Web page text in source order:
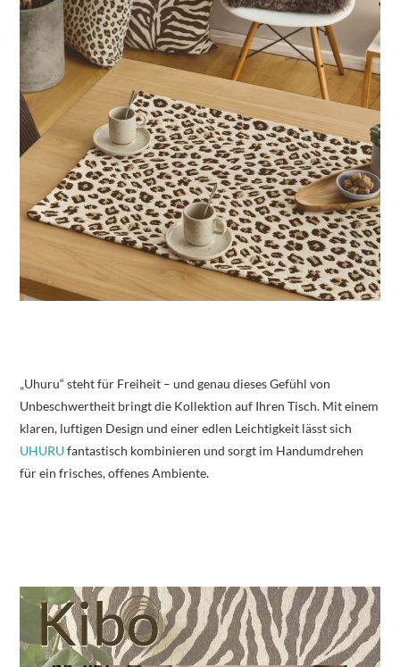
„Uhuru“ steht für Freiheit – und genau dieses Gefühl von
Unbeschwertheit bringt die Kollektion auf Ihren Tisch. Mit einem
klaren, luftigen Design und einer edlen Leichtigkeit lässt sich
UHURUfantastisch kombinieren und sorgt im Handumdrehen
für ein frisches, offenes Ambiente.